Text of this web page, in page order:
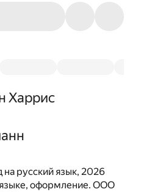
Харрис
русский язык, 2026
оформление. ООО